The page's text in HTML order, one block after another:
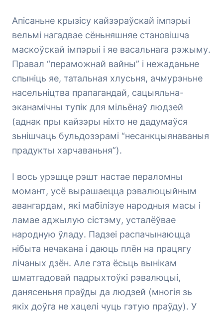
Апісаньне крызісу кайзэраўскай імпэрыі
вельмі нагадвае сёньняшняе становішча
маскоўскай імпэрыі і яе васальнага рэжыму.
Правал “пераможнай вайны” і нежаданьне
спыніць яе, татальная хлусьня, ачмурэньне
насельніцтва прапагандай, сацыяльна-
эканамічны тупік для мільёнаў людзей
(аднак пры кайзэры ніхто не дадумаўся
зьнішчаць бульдозэрамі “несанкцыянаваныя
прадукты харчаваньня”).
І вось урэшце рэшт настае пераломны
момант, усё вырашаецца рэвалюцыйным
авангардам, які мабілізуе народныя масы і
ламае аджылую сістэму, усталёўвае
народную ўладу. Падзеі распачынаюцца
нібыта нечакана і даюць плён на працягу
лічаных дзён. Але гэта ёсьць вынікам
шматгадовай падрыхтоўкі рэвалюцыі,
данясеньня праўды да людзей (многія зь
якіх доўга не хацелі чуць гэтую праўду). У